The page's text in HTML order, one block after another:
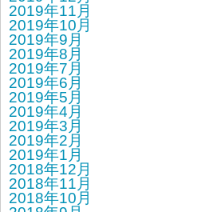
2019年11月
2019年10月
2019年9月
2019年8月
2019年7月
2019年6月
2019年5月
2019年4月
2019年3月
2019年2月
2019年1月
2018年12月
2018年11月
2018年10月